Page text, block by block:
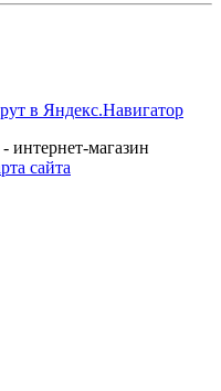
в Яндекс.Навигатор
магазин
сайта